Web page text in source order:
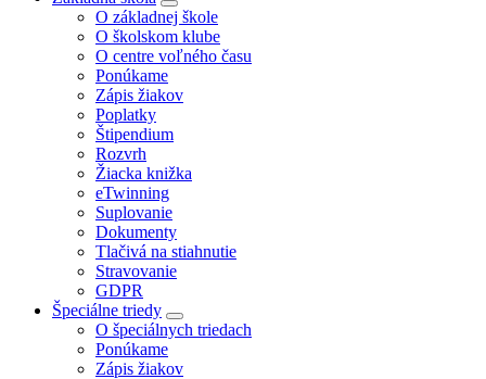
O základnej škole
O školskom klube
O centre voľného času
Ponúkame
Zápis žiakov
Poplatky
Štipendium
Rozvrh
Žiacka knižka
eTwinning
Suplovanie
Dokumenty
Tlačivá na stiahnutie
Stravovanie
GDPR
Špeciálne triedy
O špeciálnych triedach
Ponúkame
Zápis žiakov